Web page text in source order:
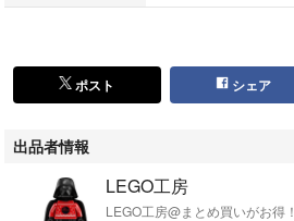
#レゴマインクラフト
#レゴスターウォーズ
#レゴシティ
#知育玩具
#正規品
ポスト シェア
出品者情報
LEGO工房
LEGO工房@まとめ買いがお得！